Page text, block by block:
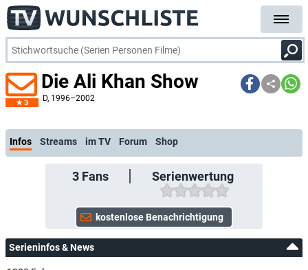
3
Die Ali Khan Show
D, 1996–2002
kostenlose E
Infos Streams im TV Forum Shop
3Fans Serienwertung
Serieninfos & News